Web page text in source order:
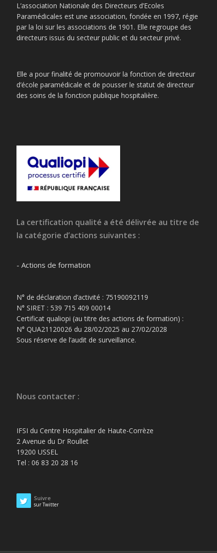
L’association Nationale des Directeurs d’Ecoles
Paramédicales est une association, fondée en 1997, régie
par la loi sur les associations de 1901. Elle regroupe des
directeurs issus du secteur public et du secteur privé.
Elle a pour finalité de promouvoir la fonction de directeur
d’école paramédicale et de pousser le statut de directeur
des soins de la fonction publique hospitalière.
La certification qualité a été délivrée au titre de
la catégorie d’actions suivantes :
- Actions de formation
N° de déclaration d’activité : 75190092119
N° SIRET : 539 715 409 00014
Certificat qualiopi (au titre des actions de formation) :
N° QUA21120026 du 28/02/2025 au 27/02/2028
Sous réserve de l’audit de surveillance.
Nous contacter :
IFSI du Centre Hospitalier de Haute-Corrèze
2 Avenue du Dr Roullet
19200 USSEL
Tel : 06 83 20 28 16
Suivre
sur Twitter